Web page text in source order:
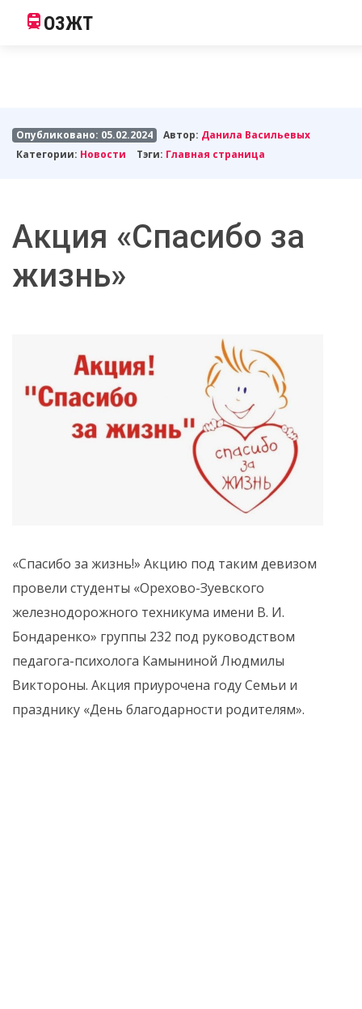
ОЗЖТ
Опубликовано: 05.02.2024 Автор: Данила Васильевых
Категории: Новости Тэги: Главная страница
Акция «Спасибо за
жизнь»
«Спасибо за жизнь!» Акцию под таким девизом
провели студенты «Орехово-Зуевского
железнодорожного техникума имени В. И.
Бондаренко» группы 232 под руководством
педагога-психолога Камыниной Людмилы
Виктороны. Акция приурочена году Семьи и
празднику «День благодарности родителям».